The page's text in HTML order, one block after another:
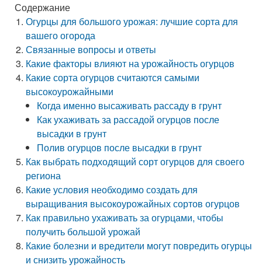
Содержание
Огурцы для большого урожая: лучшие сорта для
вашего огорода
Связанные вопросы и ответы
Какие факторы влияют на урожайность огурцов
Какие сорта огурцов считаются самыми
высокоурожайными
Когда именно высаживать рассаду в грунт
Как ухаживать за рассадой огурцов после
высадки в грунт
Полив огурцов после высадки в грунт
Как выбрать подходящий сорт огурцов для своего
региона
Какие условия необходимо создать для
выращивания высокоурожайных сортов огурцов
Как правильно ухаживать за огурцами, чтобы
получить большой урожай
Какие болезни и вредители могут повредить огурцы
и снизить урожайность